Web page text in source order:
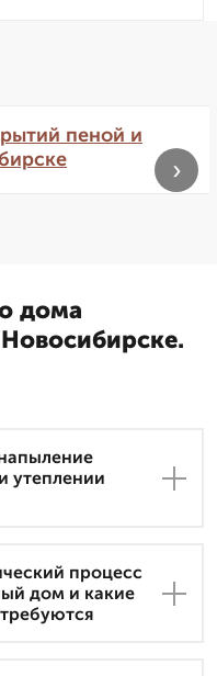
пеной и
›
дома
утеплении
процесс
дом и какие